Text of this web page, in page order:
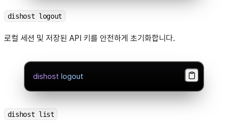
dishost logout
로컬 세션 및 저장된 API 키를 안전하게 초기화합니다.
dishost logout
dishost list